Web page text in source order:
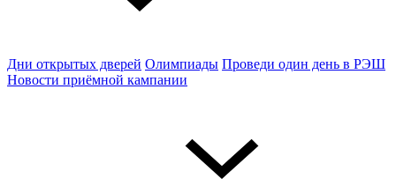
Дни открытых дверей Олимпиады Проведи один день в РЭШ
Новости приёмной кампании